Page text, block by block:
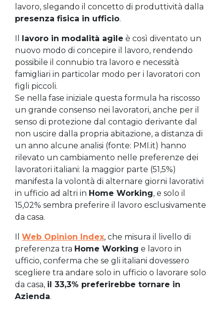
lavoro, slegando il concetto di produttività dalla
presenza fisica in ufficio.
Il lavoro in modalità agile è così diventato un
nuovo modo di concepire il lavoro, rendendo
possibile il connubio tra lavoro e necessità
famigliari in particolar modo per i lavoratori con
figli piccoli.
Se nella fase iniziale questa formula ha riscosso
un grande consenso nei lavoratori, anche per il
senso di protezione dal contagio derivante dal
non uscire dalla propria abitazione, a distanza di
un anno alcune analisi (fonte: PMI.it) hanno
rilevato un cambiamento nelle preferenze dei
lavoratori italiani: la maggior parte (51,5%)
manifesta la volontà di alternare giorni lavorativi
in ufficio ad altri in Home Working, e solo il
15,02% sembra preferire il lavoro esclusivamente
da casa.
Il Web Opinion Index, che misura il livello di
preferenza tra Home Working e lavoro in
ufficio, conferma che se gli italiani dovessero
scegliere tra andare solo in ufficio o lavorare solo
da casa, il 33,3% preferirebbe tornare in
Azienda.